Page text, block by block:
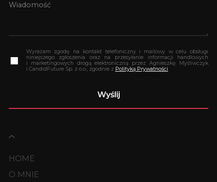
Wyrażam zgodę na kontakt telefoniczny i mailowy w celu obsługi
niniejszego zgłoszenia oraz na przesyłanie informacji handlowych
i marketingowych drogą elektroniczną przez Agnieszkę Myśliwczyk
i CandidFuture Sp. z o.o., zgodnie z Polityką Prywatności.
HOME
O MNIE